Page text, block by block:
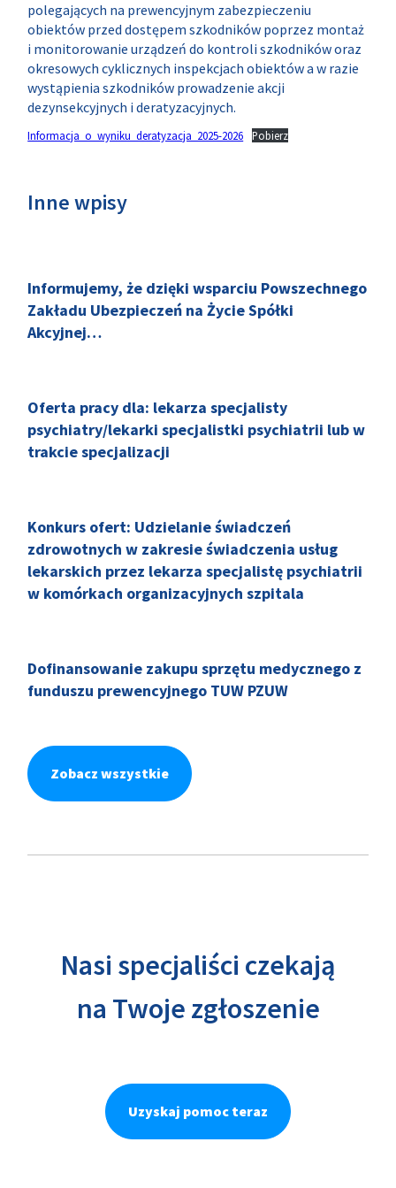
polegających na prewencyjnym zabezpieczeniu
obiektów przed dostępem szkodników poprzez montaż
i monitorowanie urządzeń do kontroli szkodników oraz
okresowych cyklicznych inspekcjach obiektów a w razie
wystąpienia szkodników prowadzenie akcji
dezynsekcyjnych i deratyzacyjnych.
Informacja_o_wyniku_deratyzacja_2025-2026 Pobierz
Inne wpisy
Informujemy, że dzięki wsparciu Powszechnego
Zakładu Ubezpieczeń na Życie Spółki
Akcyjnej…
Oferta pracy dla: lekarza specjalisty
psychiatry/lekarki specjalistki psychiatrii lub w
trakcie specjalizacji
Konkurs ofert: Udzielanie świadczeń
zdrowotnych w zakresie świadczenia usług
lekarskich przez lekarza specjalistę psychiatrii
w komórkach organizacyjnych szpitala
Dofinansowanie zakupu sprzętu medycznego z
funduszu prewencyjnego TUW PZUW
Zobacz wszystkie
Nasi specjaliści czekają
na Twoje zgłoszenie
Uzyskaj pomoc teraz